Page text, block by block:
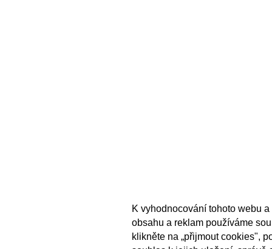
K vyhodnocování tohoto webu
obsahu a reklam používáme
klikněte na „přijmout cookies",